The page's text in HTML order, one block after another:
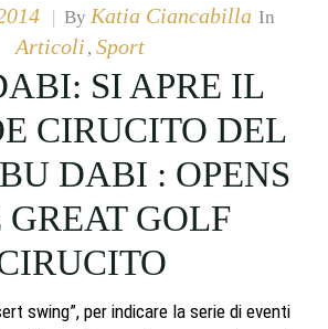
| By Katia Ciancabilla In
Articoli , Sport
SI APRE IL
CIRUCITO DEL
DABI : OPENS
GREAT GOLF
swing”, per indicare la serie di eventi